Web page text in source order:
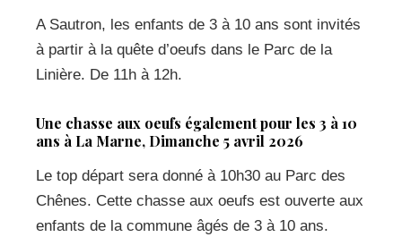
A Sautron, les enfants de 3 à 10 ans sont invités
à partir à la quête d’oeufs dans le Parc de la
Linière. De 11h à 12h.
Une chasse aux oeufs également pour les 3 à 10
ans à La Marne, Dimanche 5 avril 2026
Le top départ sera donné à 10h30 au Parc des
Chênes. Cette chasse aux oeufs est ouverte aux
enfants de la commune âgés de 3 à 10 ans.